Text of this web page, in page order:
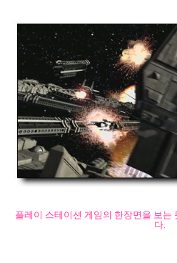
플레이 스테이션 게임의 한장면을 보는
다.